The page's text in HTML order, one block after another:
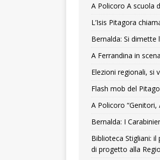
A Policoro A scuola
L’Isis Pitagora
Bernalda: Si dimette
A Ferrandina in
Elezioni regionali, si
Flash mob del
A Policoro “Genitori,
Bernalda: I
Biblioteca Stigliani:
di progetto alla